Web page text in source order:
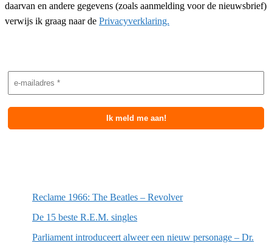
daarvan en andere gegevens (zoals aanmelding voor de nieuwsbrief)
verwijs ik graag naar de Privacyverklaring.
Reclame 1966: The Beatles – Revolver
De 15 beste R.E.M. singles
Parliament introduceert alweer een nieuw personage – Dr.